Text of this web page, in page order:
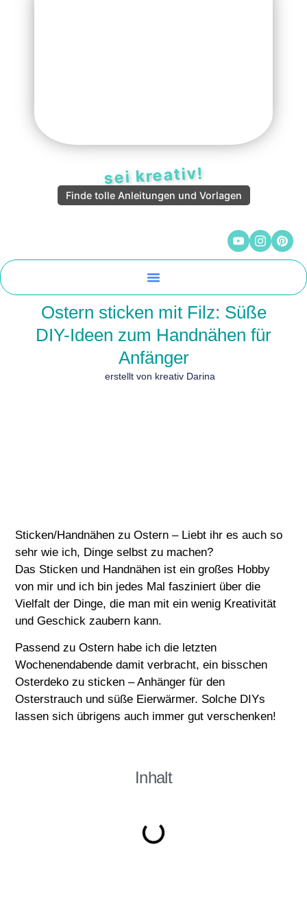
sei kreativ!
Finde tolle Anleitungen und Vorlagen
Ostern sticken mit Filz: Süße
DIY-Ideen zum Handnähen für
Anfänger
erstellt von kreativ Darina
Sticken/Handnähen zu Ostern – Liebt ihr es auch so
sehr wie ich, Dinge selbst zu machen?
Das Sticken und Handnähen ist ein großes Hobby
von mir und ich bin jedes Mal fasziniert über die
Vielfalt der Dinge, die man mit ein wenig Kreativität
und Geschick zaubern kann.
Passend zu Ostern habe ich die letzten
Wochenendabende damit verbracht, ein bisschen
Osterdeko zu sticken – Anhänger für den
Osterstrauch und süße Eierwärmer. Solche DIYs
lassen sich übrigens auch immer gut verschenken!
Inhalt